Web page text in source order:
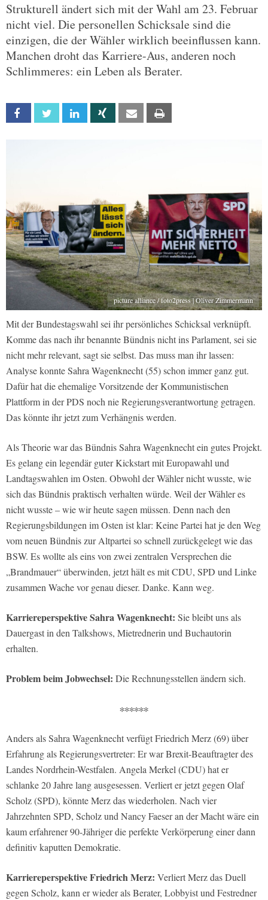
Strukturell ändert sich mit der Wahl am 23. Februar
nicht viel. Die personellen Schicksale sind die
einzigen, die der Wähler wirklich beeinflussen kann.
Manchen droht das Karriere-Aus, anderen noch
Schlimmeres: ein Leben als Berater.
Facebook Twitter Linkedin Xing Email
picture alliance / foto2press | Oliver Zimmermann
Mit der Bundestagswahl sei ihr persönliches Schicksal verknüpft.
Komme das nach ihr benannte Bündnis nicht ins Parlament, sei sie
nicht mehr relevant, sagt sie selbst. Das muss man ihr lassen:
Analyse konnte Sahra Wagenknecht (55) schon immer ganz gut.
Dafür hat die ehemalige Vorsitzende der Kommunistischen
Plattform in der PDS noch nie Regierungsverantwortung getragen.
Das könnte ihr jetzt zum Verhängnis werden.
Als Theorie war das Bündnis Sahra Wagenknecht ein gutes Projekt.
Es gelang ein legendär guter Kickstart mit Europawahl und
Landtagswahlen im Osten. Obwohl der Wähler nicht wusste, wie
sich das Bündnis praktisch verhalten würde. Weil der Wähler es
nicht wusste – wie wir heute sagen müssen. Denn nach den
Regierungsbildungen im Osten ist klar: Keine Partei hat je den Weg
vom neuen Bündnis zur Altpartei so schnell zurückgelegt wie das
BSW. Es wollte als eins von zwei zentralen Versprechen die
„Brandmauer“ überwinden, jetzt hält es mit CDU, SPD und Linke
zusammen Wache vor genau dieser. Danke. Kann weg.
Karriereperspektive Sahra Wagenknecht: Sie bleibt uns als
Dauergast in den Talkshows, Mietrednerin und Buchautorin
erhalten.
Problem beim Jobwechsel: Die Rechnungsstellen ändern sich.
∗∗∗∗∗∗
Anders als Sahra Wagenknecht verfügt Friedrich Merz (69) über
Erfahrung als Regierungsvertreter: Er war Brexit-Beauftragter des
Landes Nordrhein-Westfalen. Angela Merkel (CDU) hat er
schlanke 20 Jahre lang ausgesessen. Verliert er jetzt gegen Olaf
Scholz (SPD), könnte Merz das wiederholen. Nach vier
Jahrzehnten SPD, Scholz und Nancy Faeser an der Macht wäre ein
kaum erfahrener 90-Jähriger die perfekte Verkörperung einer dann
definitiv kaputten Demokratie.
Karriereperspektive Friedrich Merz: Verliert Merz das Duell
gegen Scholz, kann er wieder als Berater, Lobbyist und Festredner